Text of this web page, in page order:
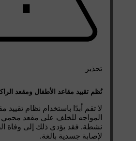
تحذير
نُظم تقييد مقاعد الأطفال ومقعد
لا تقم أبدًا باستخدام نظام تقييد
المواجه للخلف على مقعد محمي
نشطة. فقد يؤدي ذلك إلى وفاة
لإصابة جسدية بالغة.